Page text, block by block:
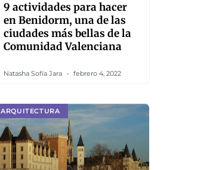
9 actividades para hacer
en Benidorm, una de las
ciudades más bellas de la
Comunidad Valenciana
Natasha Sofía Jara febrero 4, 2022
ARQUITECTURA